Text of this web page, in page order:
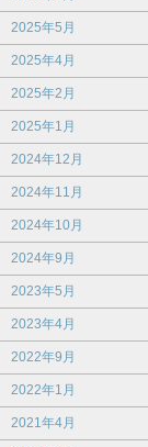
2025年5月
2025年4月
2025年2月
2025年1月
2024年12月
2024年11月
2024年10月
2024年9月
2023年5月
2023年4月
2022年9月
2022年1月
2021年4月